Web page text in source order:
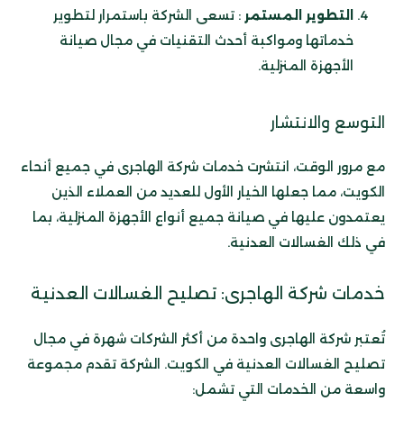
التطوير المستمر : تسعى الشركة باستمرار لتطوير
خدماتها ومواكبة أحدث التقنيات في مجال صيانة
الأجهزة المنزلية.
التوسع والانتشار
مع مرور الوقت، انتشرت خدمات شركة الهاجرى في جميع أنحاء
الكويت، مما جعلها الخيار الأول للعديد من العملاء الذين
يعتمدون عليها في صيانة جميع أنواع الأجهزة المنزلية، بما
في ذلك الغسالات العدنية.
خدمات شركة الهاجرى: تصليح الغسالات العدنية
تُعتبر شركة الهاجرى واحدة من أكثر الشركات شهرة في مجال
تصليح الغسالات العدنية في الكويت. الشركة تقدم مجموعة
واسعة من الخدمات التي تشمل: